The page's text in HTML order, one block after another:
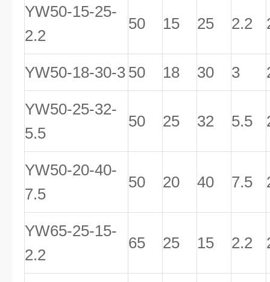
YW50-15-25-
2.2
50 15 25 2.2
YW50-18-30-3 50 18 30 3
YW50-25-32-
5.5
50 25 32 5.5
YW50-20-40-
7.5
50 20 40 7.5
YW65-25-15-
2.2
65 25 15 2.2